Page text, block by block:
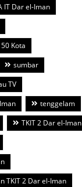
IT Dar el-Iman
Kota
sumbar
TV
tenggelam
TKIT 2 Dar el-Iman
TKIT 2 Dar el-Iman